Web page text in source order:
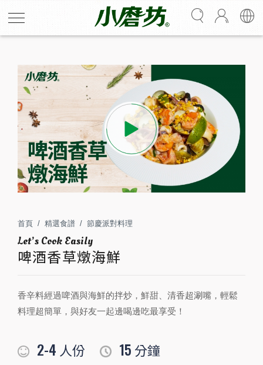
首頁 精選食譜 節慶派對料理
啤酒香草燉海鮮
香辛料經過啤酒與海鮮的拌炒，鮮甜、清香超涮嘴，輕鬆
料理超簡單，與好友一起邊喝邊吃最享受！
2-4 人份 15 分鐘
啤酒香草燉海鮮
香辛料經過啤酒與海鮮的拌炒，鮮甜、清香超涮嘴，輕鬆
2-4人份
PREPARATION
準備食材及配料